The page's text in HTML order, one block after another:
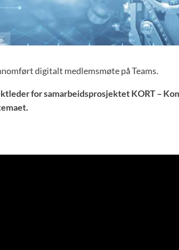
digitalt medlemsmøte på Teams.
for samarbeidsprosjektet KORT –